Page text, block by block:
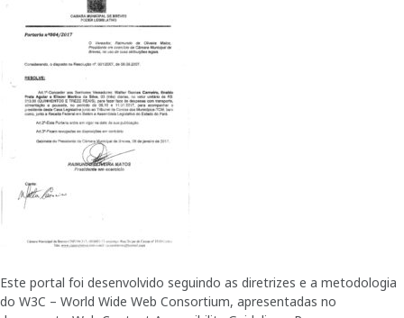
Este portal foi desenvolvido seguindo as diretrizes e a metodologia
do W3C – World Wide Web Consortium, apresentadas no